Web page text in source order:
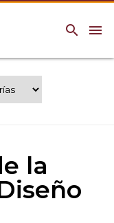
menu
search
la